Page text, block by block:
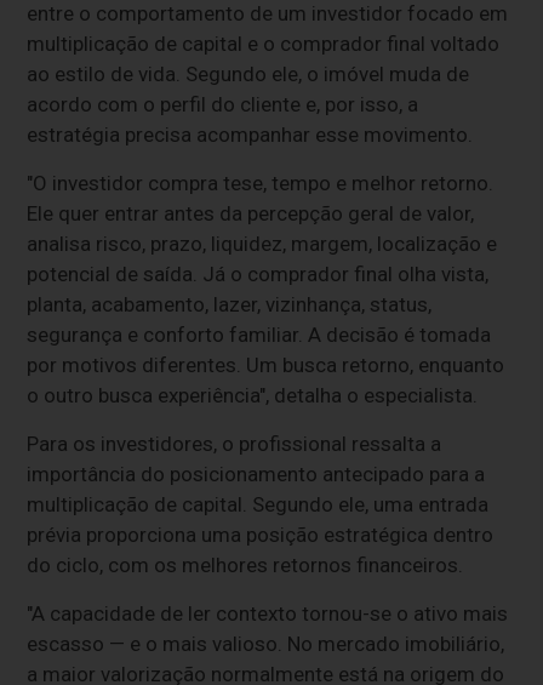
entre o comportamento de um investidor focado em
multiplicação de capital e o comprador final voltado
ao estilo de vida. Segundo ele, o imóvel muda de
acordo com o perfil do cliente e, por isso, a
estratégia precisa acompanhar esse movimento.
"O investidor compra tese, tempo e melhor retorno.
Ele quer entrar antes da percepção geral de valor,
analisa risco, prazo, liquidez, margem, localização e
potencial de saída. Já o comprador final olha vista,
planta, acabamento, lazer, vizinhança, status,
segurança e conforto familiar. A decisão é tomada
por motivos diferentes. Um busca retorno, enquanto
o outro busca experiência", detalha o especialista.
Para os investidores, o profissional ressalta a
importância do posicionamento antecipado para a
multiplicação de capital. Segundo ele, uma entrada
prévia proporciona uma posição estratégica dentro
do ciclo, com os melhores retornos financeiros.
"A capacidade de ler contexto tornou-se o ativo mais
escasso — e o mais valioso. No mercado imobiliário,
a maior valorização normalmente está na origem do